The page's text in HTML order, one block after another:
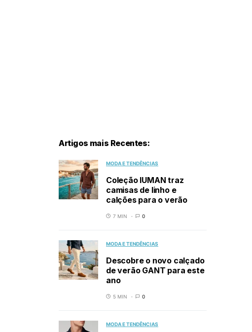
Artigos mais Recentes:
MODA E TENDÊNCIAS
Coleção IUMAN traz
camisas de linho e
calções para o verão
7 MIN 0
MODA E TENDÊNCIAS
Descobre o novo calçado
de verão GANT para este
ano
5 MIN 0
MODA E TENDÊNCIAS